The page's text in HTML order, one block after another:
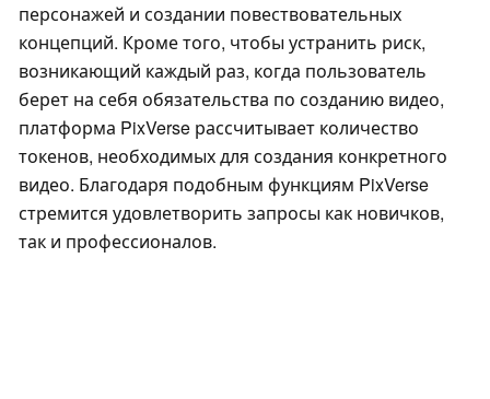
персонажей и создании повествовательных
концепций. Кроме того, чтобы устранить риск,
возникающий каждый раз, когда пользователь
берет на себя обязательства по созданию видео,
платформа PixVerse рассчитывает количество
токенов, необходимых для создания конкретного
видео. Благодаря подобным функциям PixVerse
стремится удовлетворить запросы как новичков,
так и профессионалов.